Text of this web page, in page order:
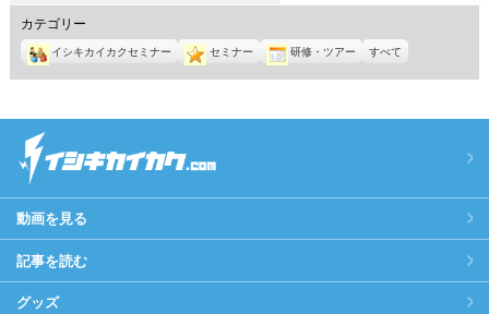
年
7
月
28
7
月
29
7
月
30
7
月
31
月
日
月
日
日
カテゴリー
イシキカイカクセミナー セミナー 研修・ツアー すべて
動画を見る
記事を読む
グッズ